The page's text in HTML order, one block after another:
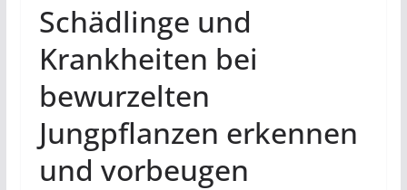
Schädlinge und
Krankheiten bei
bewurzelten
Jungpflanzen erkennen
und vorbeugen